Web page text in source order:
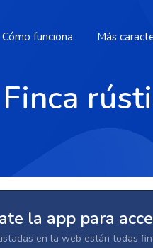
Cómo funciona Más
la app para
en la web están todas